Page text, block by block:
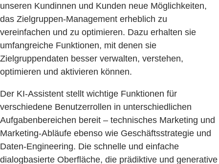
unseren Kundinnen und Kunden neue Möglichkeiten,
das Zielgruppen-Management erheblich zu
vereinfachen und zu optimieren. Dazu erhalten sie
umfangreiche Funktionen, mit denen sie
Zielgruppendaten besser verwalten, verstehen,
optimieren und aktivieren können.
Der KI-Assistent stellt wichtige Funktionen für
verschiedene Benutzerrollen in unterschiedlichen
Aufgabenbereichen bereit – technisches Marketing und
Marketing-Abläufe ebenso wie Geschäftsstrategie und
Daten-Engineering. Die schnelle und einfache
dialogbasierte Oberfläche, die prädiktive und generative